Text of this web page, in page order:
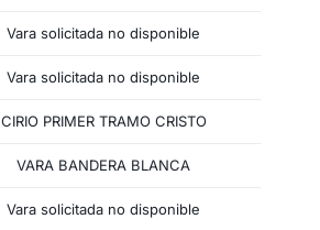
Vara solicitada no disponible
Vara solicitada no disponible
CIRIO PRIMER TRAMO CRISTO
VARA BANDERA BLANCA
Vara solicitada no disponible